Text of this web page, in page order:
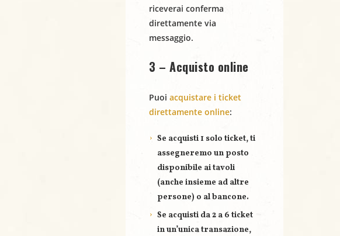
riceverai conferma
direttamente via
messaggio.
3 – Acquisto online
Puoi acquistare i ticket
direttamente online:
Se acquisti 1 solo ticket, ti
assegneremo un posto
disponibile ai tavoli
(anche insieme ad altre
persone) o al bancone.
Se acquisti da 2 a 6 ticket
in un’unica transazione,